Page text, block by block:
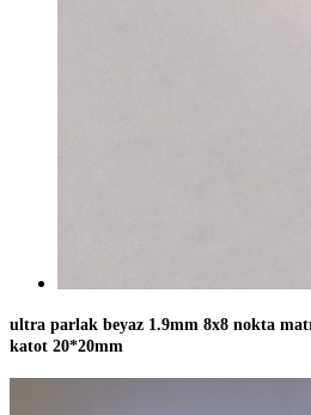
ultra parlak beyaz 1.9mm 8x8 nokta
katot 20*20mm